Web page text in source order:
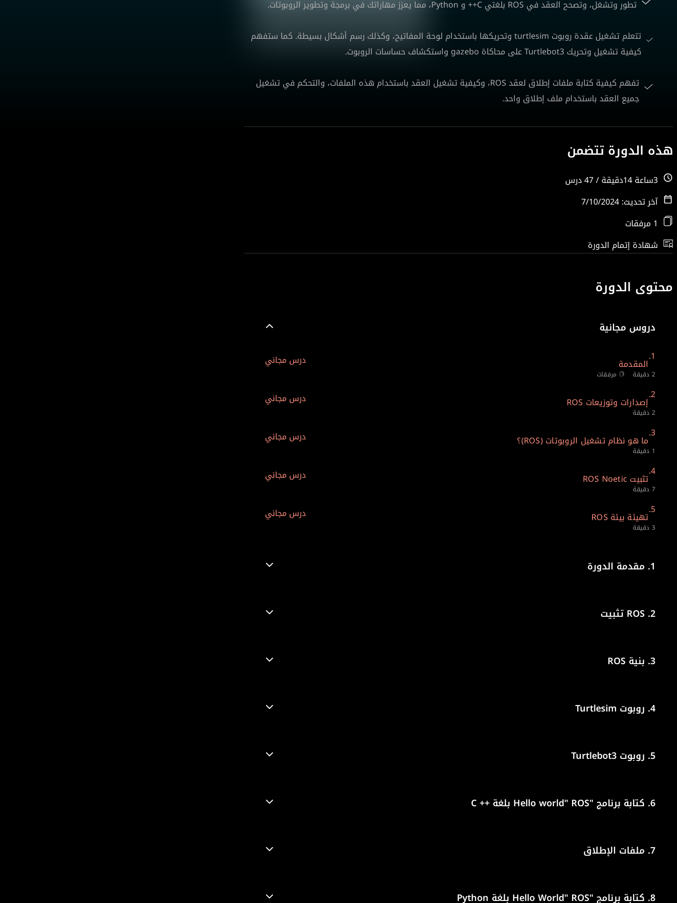
تطور وتشغل، وتصحح العقد في ROS بلغتي C++ و Python، مما يعزز مهاراتك في برمجة وتطوير الروبوتات.
تتعلم تشغيل عقدة روبوت turtlesim وتحريكها باستخدام لوحة المفاتيح، وكذلك رسم أشكال بسيطة. كما ستفهم
كيفية تشغيل وتحريك Turtlebot3 على محاكاة gazebo واستكشاف حساسات الروبوت.
تفهم كيفية كتابة ملفات إطلاق لعقد ROS، وكيفية تشغيل العقد باستخدام هذه الملفات، والتحكم في تشغيل
جميع العقد باستخدام ملف إطلاق واحد.
هذه الدورة تتضمن
آخر تحديث: 7/10/2024
شهادة إتمام الدورة
محتوى الدورة
دروس مجانية
1.
المقدمة درس مجاني
2 دقيقة مرفقات
2.
إصدارات وتوزيعات ROS درس مجاني
2 دقيقة
3.
ما هو نظام تشغيل الروبوتات (ROS)؟ درس مجاني
1 دقيقة
4.
تثبيت ROS Noetic درس مجاني
7 دقيقة
5.
تهيئة بيئة ROS درس مجاني
3 دقيقة
1. مقدمة الدورة
2. ROS تثبيت
3. بنية ROS
4. روبوت Turtlesim
5. روبوت Turtlebot3
6. كتابة برنامج "Hello world" ROS بلغة ++ C
7. ملفات الإطلاق
8. كتابة برنامج "Hello World" ROS بلغة Python